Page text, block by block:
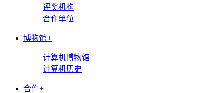
评奖机构
合作单位
博物馆+
计算机博物馆
计算机历史
合作+